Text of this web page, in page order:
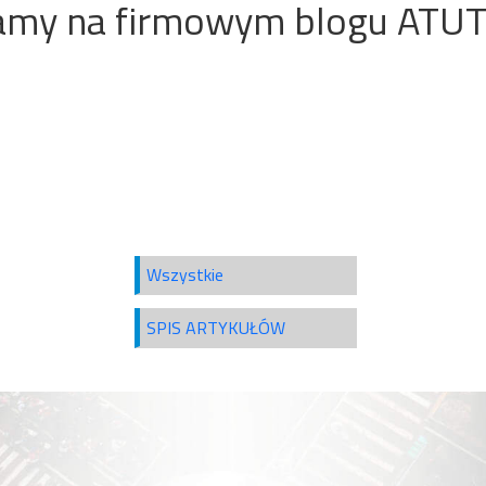
na firmowym blogu
Wszystkie
SPIS ARTYKUŁÓW